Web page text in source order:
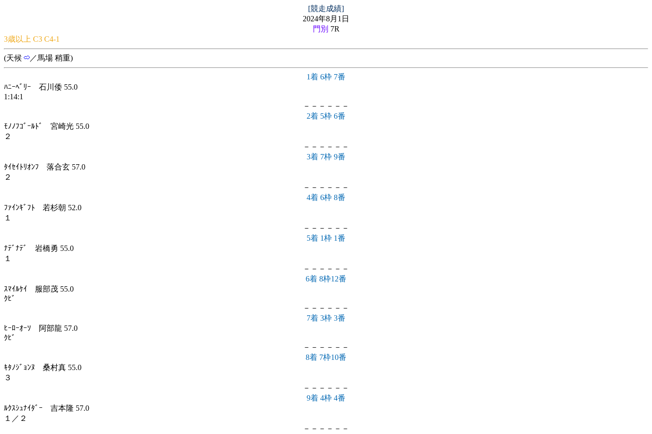
[競走成績]
2024年8月1日
門別 7R
3歳以上 C3 C4-1
(天候 ／馬場 稍重)
1着 6枠 7番
ﾊﾆｰﾍﾞﾘｰ 石川倭 55.0
1:14:1
－－－－－－
2着 5枠 6番
ﾓﾉﾉﾌｺﾞｰﾙﾄﾞ 宮崎光 55.0
２
－－－－－－
3着 7枠 9番
ﾀｲｾｲﾄﾘｵﾝﾌ 落合玄 57.0
２
－－－－－－
4着 6枠 8番
ﾌｧｲﾝｷﾞﾌﾄ 若杉朝 52.0
１
－－－－－－
5着 1枠 1番
ﾅﾃﾞﾅﾃﾞ 岩橋勇 55.0
１
－－－－－－
6着 8枠12番
ｽﾏｲﾙｹｲ 服部茂 55.0
ｸﾋﾞ
－－－－－－
7着 3枠 3番
ﾋｰﾛｰｵｰｿ 阿部龍 57.0
ｸﾋﾞ
－－－－－－
8着 7枠10番
ｷﾀﾉｼﾞｮﾝﾇ 桑村真 55.0
３
－－－－－－
9着 4枠 4番
ﾙｸｽｼｭﾅｲﾀﾞｰ 吉本隆 57.0
１／２
－－－－－－